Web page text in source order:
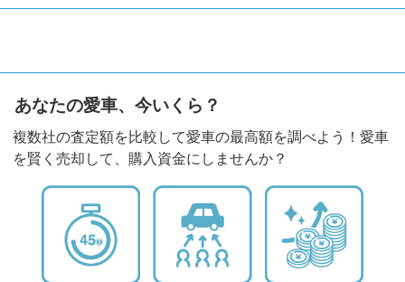
あなたの愛車、今いくら？
複数社の査定額を比較して愛車の最高額を調べよう！愛車
を賢く売却して、購入資金にしませんか？